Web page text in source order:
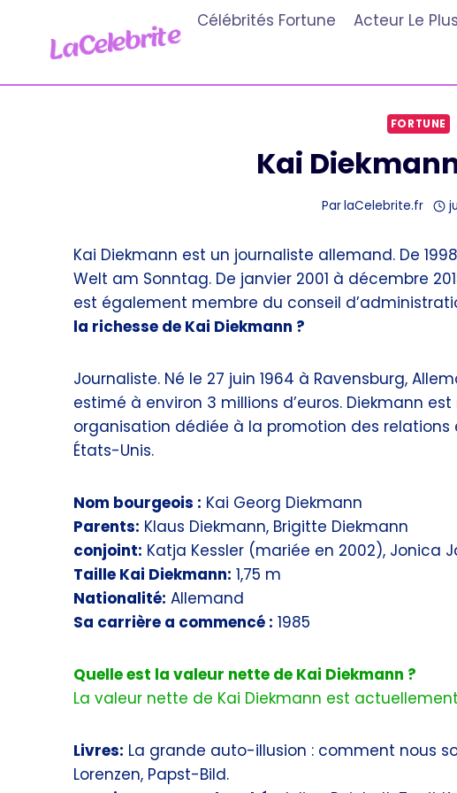
contenu
Célébrités Fortune Acteur Le
FORTUNE
Kai
ParlaCelebrite.fr
Kai Diekmann est un journaliste allemand. De
Welt am Sonntag. De janvier 2001 à décembre
est également membre du conseil
la richesse de Kai Diekmann ?
Journaliste. Né le 27 juin 1964 à Ravensburg,
estimé à environ 3 millions d’euros. Diekmann
organisation dédiée à la promotion des relations
États-Unis.
Nom bourgeois : Kai Georg Diekmann
Parents: Klaus Diekmann, Brigitte Diekmann
conjoint: Katja Kessler (mariée en 2002), Jonica
Taille Kai Diekmann: 1,75 m
Nationalité: Allemand
Sa carrière a commencé : 1985
Quelle est la valeur nette de Kai Diekmann ?
La valeur nette de Kai Diekmann est
Livres: La grande auto-illusion : comment nous
Lorenzen, Papst-Bild.